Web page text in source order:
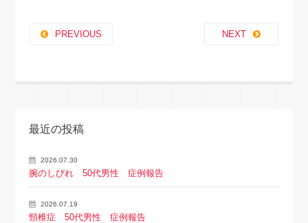
PREVIOUS NEXT
最近の投稿
2026.07.30
腕のしびれ 50代男性 症例報告
2026.07.19
頸椎症 50代男性 症例報告